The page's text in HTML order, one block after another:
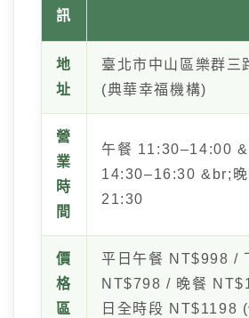
訊
地
址
臺北市中山區樂群三
(典華幸福機構)
營
業
時
間
午餐 11:30–14:00
14:30–16:30 &br;
21:30
價
格
區
平日午餐 NT$998 /
NT$798 / 晚餐
日全時段 NT$1198